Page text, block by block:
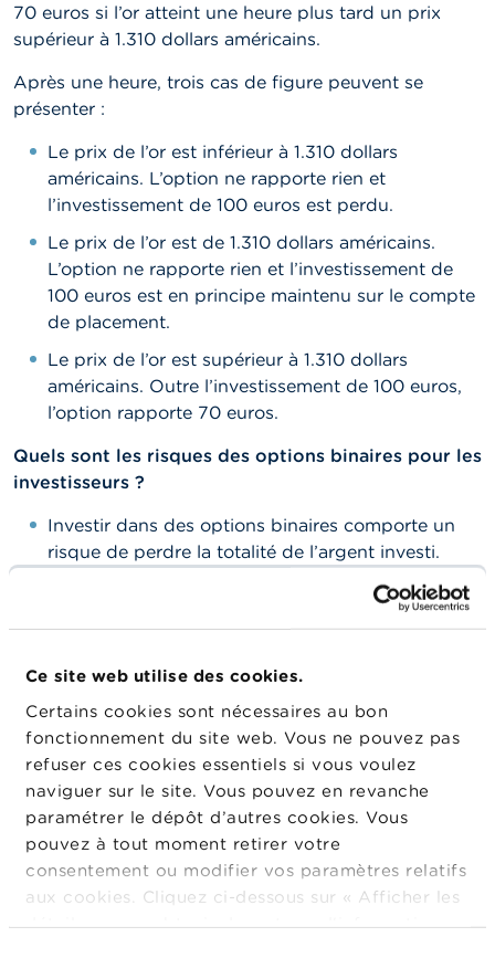
Ce site web utilise des cookies.
Certains cookies sont nécessaires au bon
fonctionnement du site web. Vous ne pouvez pas
refuser ces cookies essentiels si vous voulez
naviguer sur le site. Vous pouvez en revanche
paramétrer le dépôt d’autres cookies. Vous
pouvez à tout moment retirer votre
consentement ou modifier vos paramètres relatifs
aux cookies. Cliquez ci-dessous sur « Afficher les
détails » pour obtenir davantage d'informations.
70 euros si l’or atteint une heure plus tard un prix
supérieur à 1.310 dollars américains.
Après une heure, trois cas de figure peuvent se
présenter :
Le prix de l’or est inférieur à 1.310 dollars
américains. L’option ne rapporte rien et
l’investissement de 100 euros est perdu.
Le prix de l’or est de 1.310 dollars américains.
L’option ne rapporte rien et l’investissement de
100 euros est en principe maintenu sur le compte
de placement.
Le prix de l’or est supérieur à 1.310 dollars
américains. Outre l’investissement de 100 euros,
l’option rapporte 70 euros.
Quels sont les risques des options binaires pour les
investisseurs ?
Investir dans des options binaires comporte un
risque de perdre la totalité de l’argent investi.
Les risques de pertes sont plus élevés que les
chances de gains : les bénéfices éventuels sont
Par contre, la perte éventuelle atteint la totalité de
Certaines options ont une durée inférieure à une
minute. Plus la durée de l’option est courte, plus il
est difficile de spécifier le bon moment d’entrée
dans un marché déterminé et plus
l’investissement s’apparente à un pari hasardeux.
Les personnes qui achètent des options binaires
ne peuvent pas les revendre avant leur expiration.
Les options binaires ne sont donc pas liquides.